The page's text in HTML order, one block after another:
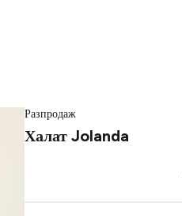
Разпродаж
Халат Jolanda